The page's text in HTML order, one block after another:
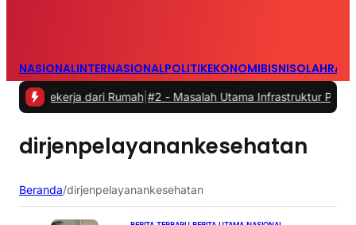
NASIONALINTERNASIONALPOLITIKEKONOMIBISNIS
dari Rumah|#2 -Masalah Utama Infrastruktur Pengisian
dirjenpelayanankesehatan
Beranda/dirjenpelayanankesehatan